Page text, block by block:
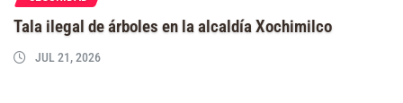
Tala ilegal de árboles en la alcaldía Xochimilco
JUL 21, 2026